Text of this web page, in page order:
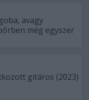
avagy
még egyszer
gitáros (2023)